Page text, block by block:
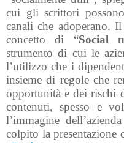
cui gli scrittori
canali che adoperano.
concetto di “Social
strumento di cui le
l’utilizzo che i
insieme di regole che
opportunità e dei rischi
contenuti, spesso e
l’immagine
colpito la presentazione